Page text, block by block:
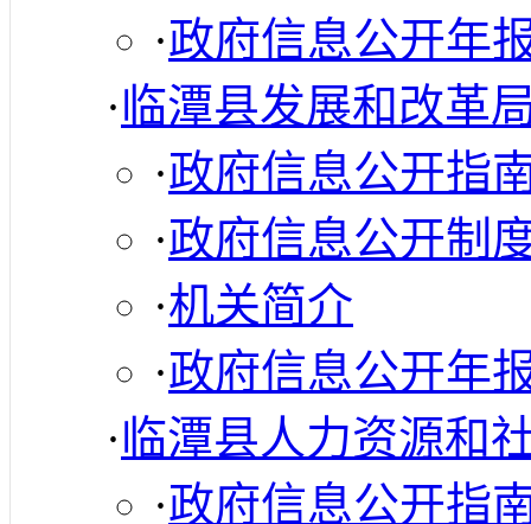
·政府信息公开年
·临潭县发展和改革
·政府信息公开指
·政府信息公开制
·机关简介
·政府信息公开年
·临潭县人力资源和
·政府信息公开指